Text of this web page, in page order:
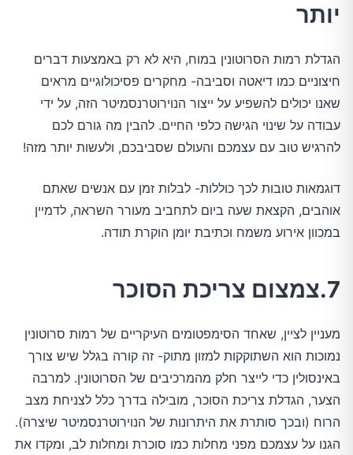
יותר
הגדלת רמות הסרוטונין במוח, היא לא רק באמצעות דברים
חיצוניים כמו דיאטה וסביבה- מחקרים פסיכולוגיים מראים
שאנו יכולים להשפיע על ייצור הנוירוטרנסמיטר הזה, על ידי
עבודה על שינוי הגישה כלפי החיים. להבין מה גורם לכם
להרגיש טוב עם עצמכם והעולם שסביבכם, ולעשות יותר מזה!
דוגמאות טובות לכך כוללות- לבלות זמן עם אנשים שאתם
אוהבים, הקצאת שעה ביום לתחביב מעורר השראה, לדמיין
במכוון אירוע משמח וכתיבת יומן הוקרת תודה.
7.צמצום צריכת הסוכר
מעניין לציין, שאחד הסימפטומים העיקריים של רמות סרוטונין
נמוכות הוא השתוקקות למזון מתוק- זה קורה בגלל שיש צורך
באינסולין כדי לייצר חלק מהמרכיבים של הסרוטונין. למרבה
הצער, הגדלת צריכת הסוכר, מובילה בדרך כלל לצניחת מצב
הרוח (ובכך סותרת את היתרונות של הנוירוטרנסמיטר שיצרה).
הגנו על עצמכם מפני מחלות כמו סוכרת ומחלות לב, ומקדו את